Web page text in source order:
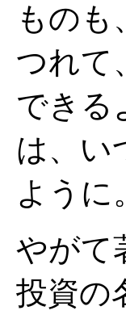
ものも
つれて
できる
は、い
ように
やがて
投資の